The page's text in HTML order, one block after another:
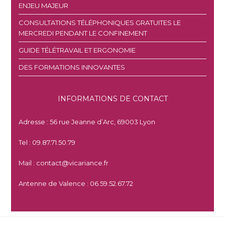
ENJEU MAJEUR
CONSULTATIONS TÉLÉPHONIQUES GRATUITES LE
MERCREDI PENDANT LE CONFINEMENT
GUIDE TÉLÉTRAVAIL ET ERGONOMIE
DES FORMATIONS INNOVANTES
INFORMATIONS DE CONTACT
Adresse : 56 rue Jeanne d’Arc, 69003 Lyon
Tel : 09.87.71.50.79
Mail : contact@vicariance.fr
Antenne de Valence : 06.59.52.67.72